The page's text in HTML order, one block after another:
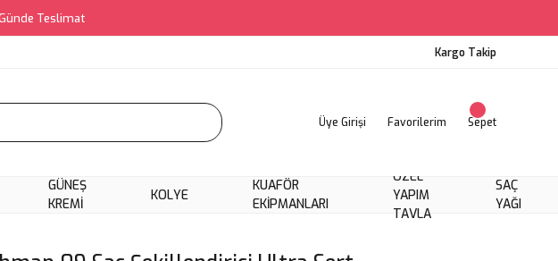
Teslimat
Kargo Takip
Üye Girişi Favorilerim Sepet
GÜNEŞ
KREMI
KOLYE
KUAFÖR
EKIPMANLARI
ÖZEL
YAPIM
TAVLA
SAÇ
YAĞI